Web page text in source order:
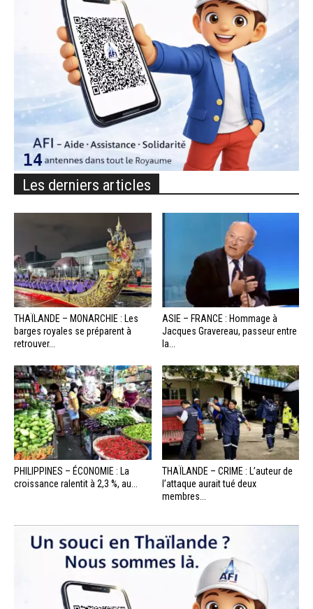
Les derniers articles
THAÏLANDE – MONARCHIE : Les
barges royales se préparent à
retrouver...
ASIE – FRANCE : Hommage à
Jacques Gravereau, passeur entre
la...
PHILIPPINES – ÉCONOMIE : La
croissance ralentit à 2,3 %, au...
THAÏLANDE – CRIME : L’auteur de
l’attaque aurait tué deux
membres...